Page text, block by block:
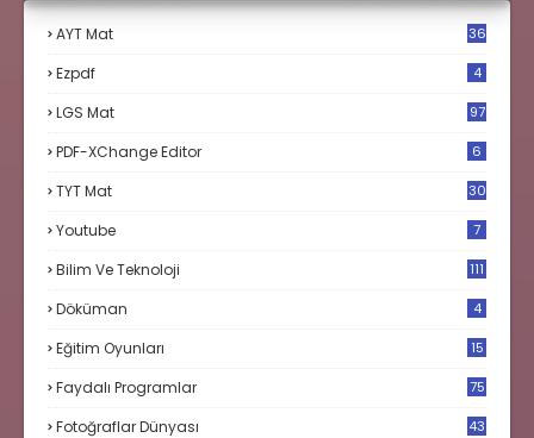
AYT Mat 36
Ezpdf 4
LGS Mat 97
PDF-XChange Editor 6
TYT Mat 30
Youtube 7
Bilim Ve Teknoloji 111
Döküman 4
Eğitim Oyunları 15
Faydalı Programlar 75
Fotoğraflar Dünyası 43